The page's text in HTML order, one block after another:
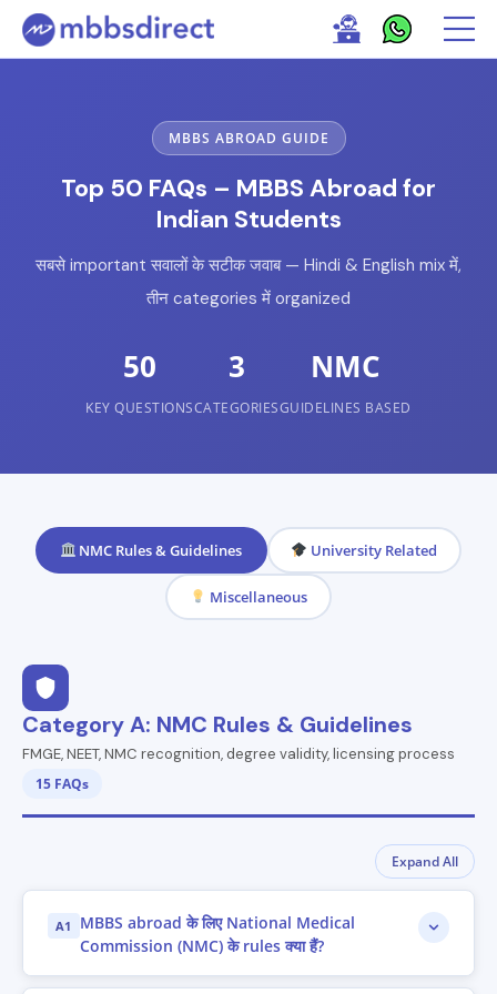
MBBS ABROAD GUIDE
Top 50 FAQs – MBBS Abroad for
Indian Students
सबसे important सवालों के सटीक जवाब — Hindi & English mix में,
तीन categories में organized
50
KEY QUESTIONS
3
CATEGORIES
NMC
GUIDELINES BASED
NMC Rules & Guidelines University Related
Miscellaneous
Category A: NMC Rules & Guidelines
FMGE, NEET, NMC recognition, degree validity, licensing process
15 FAQs
Expand All
A1
MBBS abroad के लिए National Medical
Commission (NMC) के rules क्या हैं?